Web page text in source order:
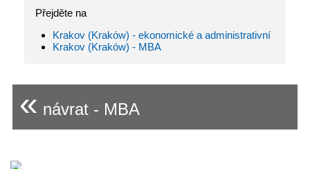
Přejděte na
Krakov (Kraków) - ekonomické a administrativní
Krakov (Kraków) - MBA
« návrat - MBA